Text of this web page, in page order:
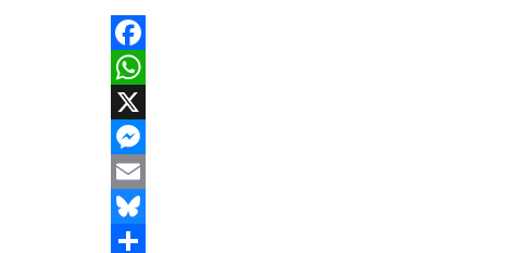
Facebook
WhatsApp
X
Messenger
Email
Bluesky